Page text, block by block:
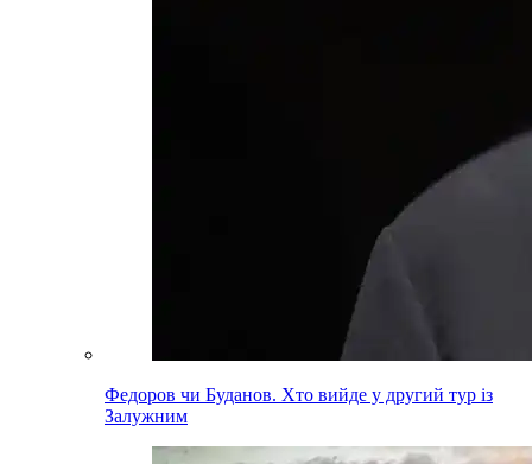
Федоров чи Буданов. Хто вийде у другий тур із
Залужним